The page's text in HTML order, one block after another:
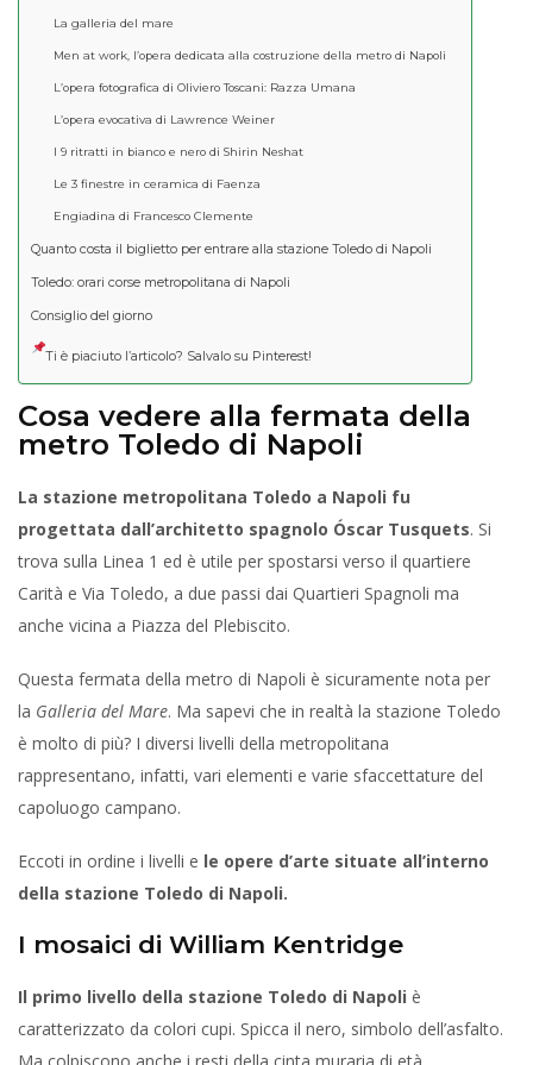
La galleria del mare
Men at work, l’opera dedicata alla costruzione della metro di Napoli
L’opera fotografica di Oliviero Toscani: Razza Umana
L’opera evocativa di Lawrence Weiner
I 9 ritratti in bianco e nero di Shirin Neshat
Le 3 finestre in ceramica di Faenza
Engiadina di Francesco Clemente
Quanto costa il biglietto per entrare alla stazione Toledo di Napoli
Toledo: orari corse metropolitana di Napoli
Consiglio del giorno
Ti è piaciuto l’articolo? Salvalo su Pinterest!
Cosa vedere alla fermata della
metro Toledo di Napoli
La stazione metropolitana Toledo a Napoli fu
progettata dall’architetto spagnolo Óscar Tusquets. Si
trova sulla Linea 1 ed è utile per spostarsi verso il quartiere
Carità e Via Toledo, a due passi dai Quartieri Spagnoli ma
anche vicina a Piazza del Plebiscito.
Questa fermata della metro di Napoli è sicuramente nota per
la Galleria del Mare. Ma sapevi che in realtà la stazione Toledo
è molto di più? I diversi livelli della metropolitana
rappresentano, infatti, vari elementi e varie sfaccettature del
capoluogo campano.
Eccoti in ordine i livelli e le opere d’arte situate all’interno
della stazione Toledo di Napoli.
I mosaici di William Kentridge
Il primo livello della stazione Toledo di Napoli è
caratterizzato da colori cupi. Spicca il nero, simbolo dell’asfalto.